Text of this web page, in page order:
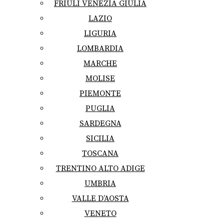
FRIULI VENEZIA GIULIA
LAZIO
LIGURIA
LOMBARDIA
MARCHE
MOLISE
PIEMONTE
PUGLIA
SARDEGNA
SICILIA
TOSCANA
TRENTINO ALTO ADIGE
UMBRIA
VALLE D’AOSTA
VENETO